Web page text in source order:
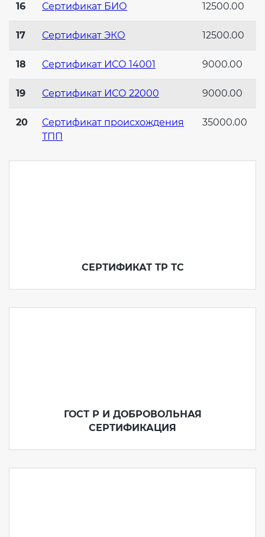
16 Сертификат БИО 12500.00
17 Сертификат ЭКО 12500.00
18 Сертификат ИСО 14001 9000.00
19 Сертификат ИСО 22000 9000.00
20
Сертификат происхождения
ТПП
35000.00
СЕРТИФИКАТ ТР ТС
ГОСТ Р И ДОБРОВОЛЬНАЯ
СЕРТИФИКАЦИЯ